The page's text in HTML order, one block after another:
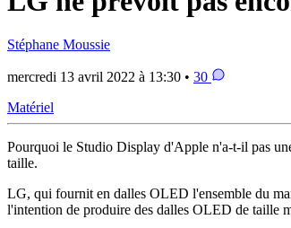
Stéphane Moussie
mercredi 13 avril 2022 à 13:30 • 30
Matériel
Pourquoi le Studio Display d'Apple n'a-t-il pas
taille.
LG, qui fournit en dalles OLED l'ensemble du
l'intention de produire des dalles OLED de taille